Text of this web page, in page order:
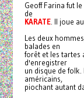
Geoff Farina fut
de
KARATE. Il joue
Les deux
balades en
forêt et les tartes
d'enregistrer
un disque de
américains,
piochant autant